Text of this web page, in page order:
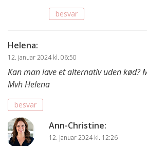
besvar
Helena:
12. januar 2024 kl. 06:50
Kan man lave et alternativ uden kød?
Mvh Helena
besvar
Ann-Christine:
12. januar 2024 kl. 12:26